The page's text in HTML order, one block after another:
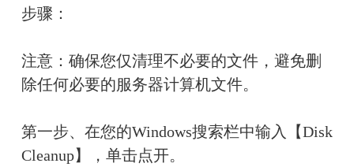
步骤：
注意：确保您仅清理不必要的文件，避免删
除任何必要的服务器计算机文件。
第一步、在您的Windows搜索栏中输入【Disk
Cleanup】，单击点开。